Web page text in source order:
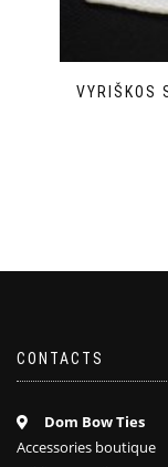
VYRIŠKOS
CONTACTS
Dom Bow Ties
Accessories boutique